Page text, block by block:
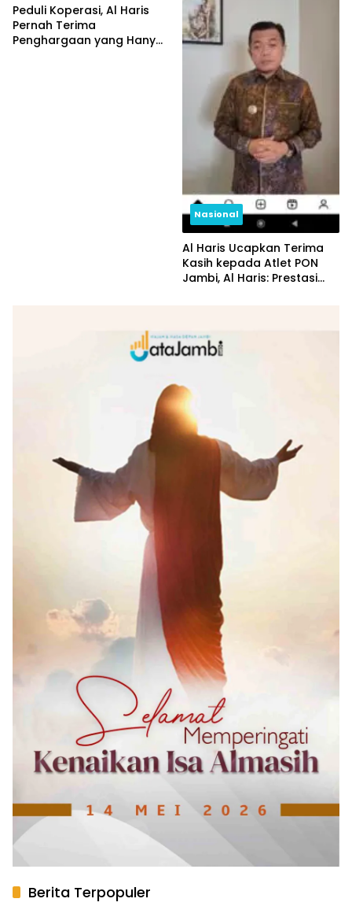
Peduli Koperasi, Al Haris
Pernah Terima
Penghargaan yang Hanya
Nasional
Al Haris Ucapkan Terima
Kasih kepada Atlet PON
Jambi, Al Haris: Prestasi
Berita Terpopuler